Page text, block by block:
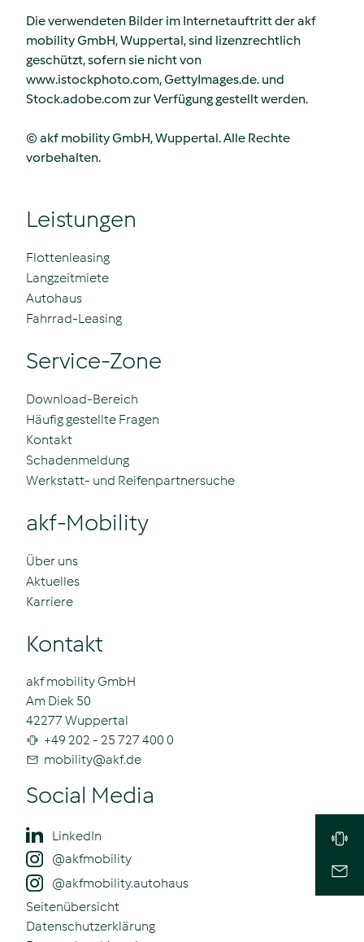
Die verwendeten Bilder im Internetauftritt der akf
mobility GmbH, Wuppertal, sind lizenzrechtlich
geschützt, sofern sie nicht von
www.istockphoto.com, GettyImages.de. und
Stock.adobe.com zur Verfügung gestellt werden.
© akf mobility GmbH, Wuppertal. Alle Rechte
vorbehalten.
Leistungen
Flottenleasing
Langzeitmiete
Autohaus
Fahrrad-Leasing
Service-Zone
Download-Bereich
Häufig gestellte Fragen
Kontakt
Schadenmeldung
Werkstatt- und Reifenpartnersuche
akf-Mobility
Über uns
Aktuelles
Karriere
Kontakt
akf mobility GmbH
Am Diek 50
42277 Wuppertal
+49 202 - 25 727 400 0
mobility@akf.de
Social Media
LinkedIn
@akfmobility
@akfmobility.autohaus
Seitenübersicht
Datenschutzerklärung